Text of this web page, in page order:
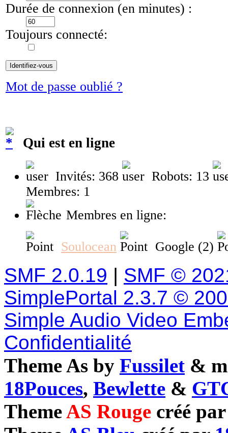
Durée de connexion (en minutes) :
Toujours connecté:
Mot de passe oublié ?
Qui est en ligne
Invités: 368
Robots: 13
Membres: 1
Membres en ligne:
Soulocean Google (2)
SMF 2.0.19 | SMF ©
SimplePortal 2.3.7 ©
Simple Audio Video
Confidentialité
Theme As by Fussilet &
18Pouces, Bewlette &
ThemeAS Rouge créé